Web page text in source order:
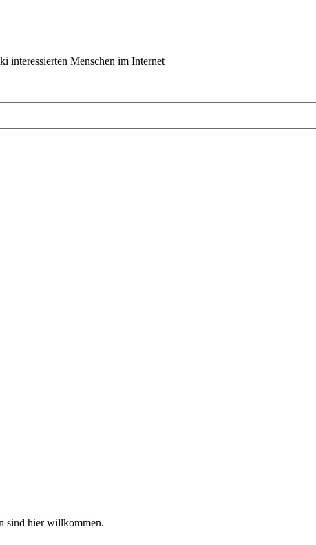
interessierten Menschen im Internet
sind hier willkommen.